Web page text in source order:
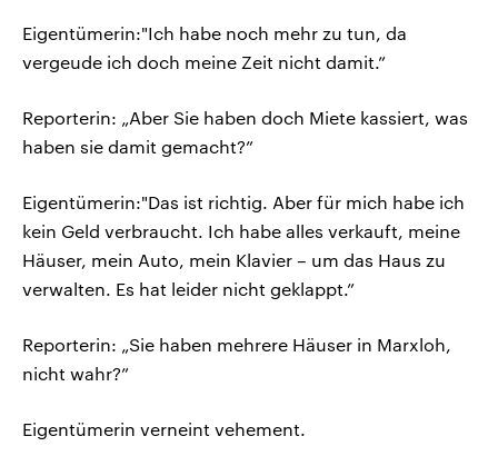
Eigentümerin:"Ich habe noch mehr zu tun, da
vergeude ich doch meine Zeit nicht damit.”
Reporterin: „Aber Sie haben doch Miete kassiert, was
haben sie damit gemacht?”
Eigentümerin:"Das ist richtig. Aber für mich habe ich
kein Geld verbraucht. Ich habe alles verkauft, meine
Häuser, mein Auto, mein Klavier – um das Haus zu
verwalten. Es hat leider nicht geklappt.”
Reporterin: „Sie haben mehrere Häuser in Marxloh,
nicht wahr?”
Eigentümerin verneint vehement.